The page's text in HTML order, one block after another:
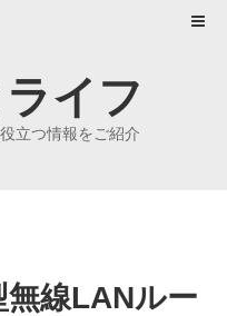
イフ
立つ情報をご紹介
線LANルー